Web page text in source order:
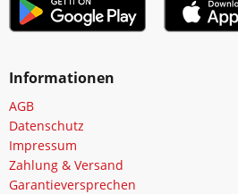
Informationen
AGB
Datenschutz
Impressum
Zahlung & Versand
Garantieversprechen